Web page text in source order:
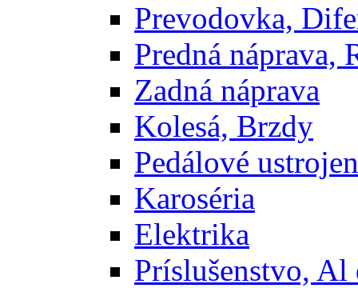
Prevodovka,
Predná náprava,
Zadná náprava
Kolesá, Brzdy
Pedálové
Karoséria
Elektrika
Príslušenstvo, Al